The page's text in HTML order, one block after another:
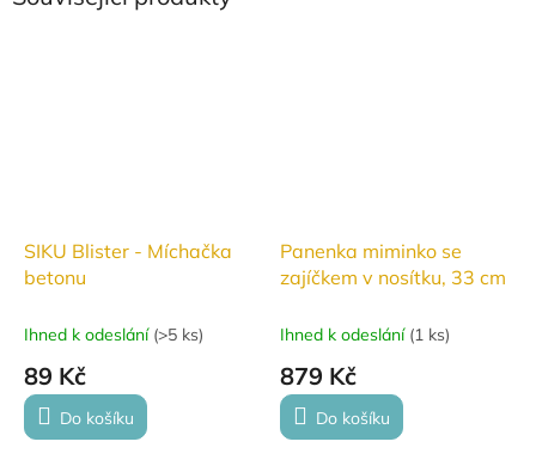
SIKU Blister - Míchačka
betonu
Ihned k odeslání (>5 ks)
89 Kč
Do košíku
Panenka miminko se
zajíčkem v nosítku, 33 cm
Ihned k odeslání (1 ks)
879 Kč
Do košíku